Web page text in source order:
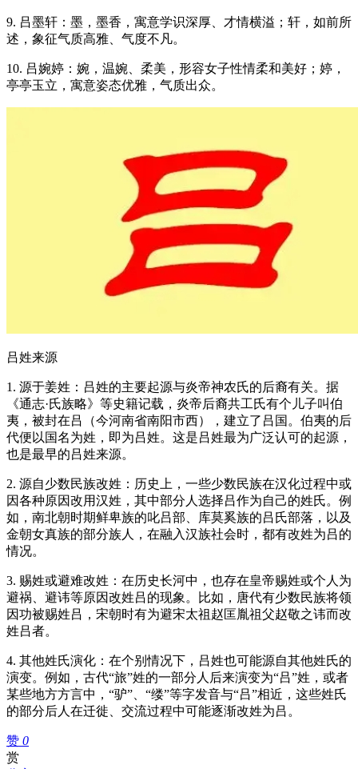
9. 吕墨轩：墨，墨香，寓意学识深厚、才情横溢；轩，如前所
述，象征气质高雅、气度不凡。
10. 吕婉婷：婉，温婉、柔美，形容女子性情柔和美好；婷，
亭亭玉立，寓意姿态优雅，气质出众。
吕姓来源
1. 源于姜姓：吕姓的主要起源与炎帝神农氏的后裔有关。据
《通志·氏族略》等史籍记载，炎帝后裔共工氏有个儿子叫伯
夷，被封在吕（今河南省南阳市西），建立了吕国。伯夷的后
代便以国名为姓，即为吕姓。这是吕姓最为广泛认可的起源，
也是最早的吕姓来源。
2. 源自少数民族改姓：历史上，一些少数民族在汉化过程中或
因各种原因改用汉姓，其中部分人选择吕作为自己的姓氏。例
如，南北朝时期鲜卑族的叱吕部、库莫奚族的吕氏部落，以及
金朝女真族的部分族人，在融入汉族社会时，都有改姓为吕的
情况。
3. 赐姓或避难改姓：在历史长河中，也存在皇帝赐姓或个人为
避祸、避讳等原因改姓吕的现象。比如，唐代有少数民族将领
因功被赐姓吕，宋朝时有为避宋太祖赵匡胤祖父赵敬之讳而改
姓吕者。
4. 其他姓氏演化：在个别情况下，吕姓也可能源自其他姓氏的
演变。例如，古代“旅”姓的一部分人后来演变为“吕”姓，或者
某些地方方言中，“驴”、“缕”等字发音与“吕”相近，这些姓氏
的部分后人在迁徙、交流过程中可能逐渐改姓为吕。
赞 0
赏